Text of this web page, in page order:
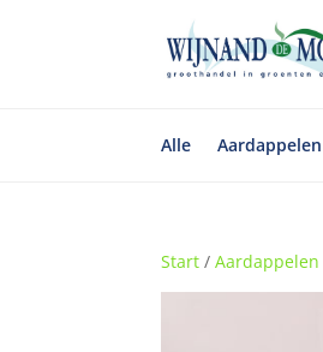
Alle Aardappelen
Start /Aardappelen